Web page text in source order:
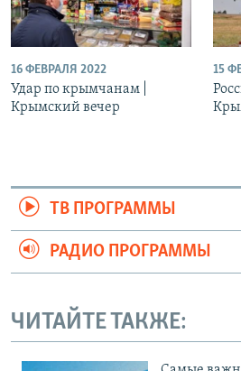
16 ФЕВРАЛЯ 2022
Удар по крымчанам |
Крымский вечер
15
ТВ ПРОГРАММЫ
РАДИО ПРОГРАММЫ
ЧИТАЙТЕ ТАКЖЕ: